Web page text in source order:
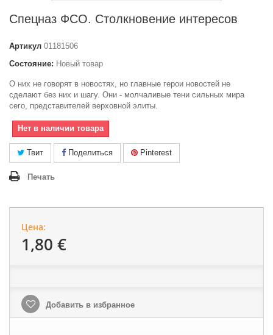
Спецназ ФСО. Столкновение интересов
Артикул 01181506
Состояние: Новый товар
О них не говорят в новостях, но главные герои новостей не
сделают без них и шагу. Они - молчаливые тени сильных мира
сего, представителей верховной элиты.
Нет в наличии товара
Твит Поделиться Pinterest
Печать
Цена:
1,80 €
Добавить в избранное